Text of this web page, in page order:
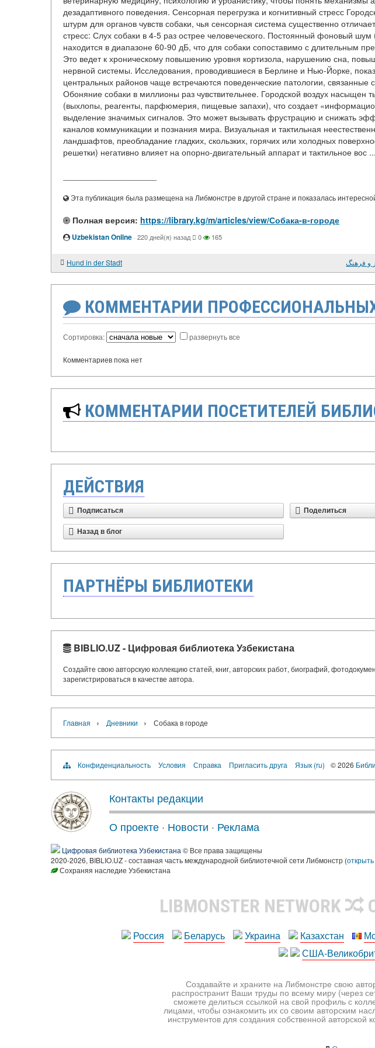
дезадаптивного поведения. Сенсорная перегрузка и когнитивный стресс
штурм для органов чувств собаки, чья сенсорная система существенно
стресс: Слух собаки в 4-5 раз острее человеческого. Постоянный фоновый шум
находится в диапазоне 60-90 дБ, что для собаки сопоставимо с длительным
Это ведет к хроническому повышению уровня кортизола, нарушению сна,
нервной системы. Исследования, проводившиеся в Берлине и Нью-Йорке,
центральных районов чаще встречаются поведенческие патологии,
Обоняние собаки в миллионы раз чувствительнее. Городской воздух насыщен
(выхлопы, реагенты, парфюмерия, пищевые запахи), что создает
выделение значимых сигналов. Это может вызывать фрустрацию и снижать
каналов коммуникации и познания мира. Визуальная и тактильная
ландшафтов, преобладание гладких, скользких, горячих или холодных
решетки) негативно влияет на опорно-двигательный аппарат и тактильное вос ...
Эта публикация была размещена на Либмонстре в другой стране и показалась
Полная версия: https://library.kg/m/articles/view/Собака-в-городе
Uzbekistan Online · 220 дней(я) назад 0 165
Hund in der Stadt
КОММЕНТАРИИ
Сортировка: развернуть все
Комментариев пока нет
КОММЕНТАРИИ ПОСЕТИТЕЛЕЙ
ДЕЙСТВИЯ
Подписаться Поделиться
Назад в блог
ПАРТНЁРЫ БИБЛИОТЕКИ
BIBLIO.UZ - Цифровая библиотека Узбекистана
Создайте свою авторскую коллекцию статей, книг, авторских работ, биографий,
зарегистрироваться в качестве автора.
Главная › Дневники › Собака в городе
Конфиденциальность Условия Справка Пригласить друга Язык (ru) © 2026
Контакты редакции
О проекте · Новости · Реклама
Цифровая библиотека Узбекистана © Все права защищены
2020-2026, BIBLIO.UZ - составная часть международной библиотечной сети Либмонстр (
Сохраняя наследие Узбекистана
LIBMONSTER NETWORK
Россия Беларусь Украина Казахстан
США-
Создавайте и храните на Либмонстре свою
распространит Ваши труды по всему миру (через
сможете делиться ссылкой на свой профиль с
лицами, чтобы ознакомить их со своим авторским
инструментов для создания собственной авторской